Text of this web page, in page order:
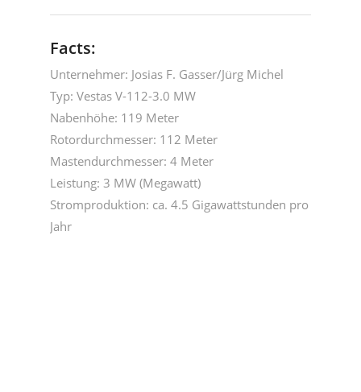
Facts:
Unternehmer: Josias F. Gasser/Jürg Michel
Typ: Vestas V-112-3.0 MW
Nabenhöhe: 119 Meter
Rotordurchmesser: 112 Meter
Mastendurchmesser: 4 Meter
Leistung: 3 MW (Megawatt)
Stromproduktion: ca. 4.5 Gigawattstunden pro
Jahr